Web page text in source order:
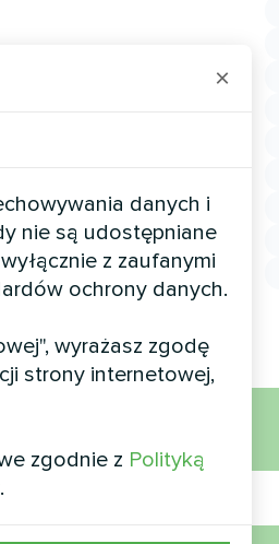
×
danych i
nie są udostępniane
z zaufanymi
ochrony danych.
wyrażasz zgodę
strony internetowej,
zgodnie z Polityką
.